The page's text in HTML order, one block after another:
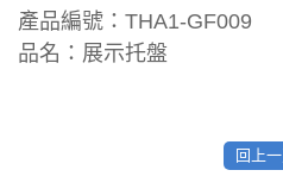
產品編號：THA1-GF009
品名：展示托盤
回上